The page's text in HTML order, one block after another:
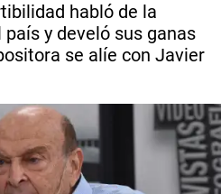
habló de la
y develó sus ganas
se alíe con Javier